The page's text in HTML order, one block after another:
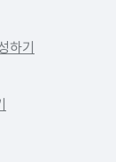
하기